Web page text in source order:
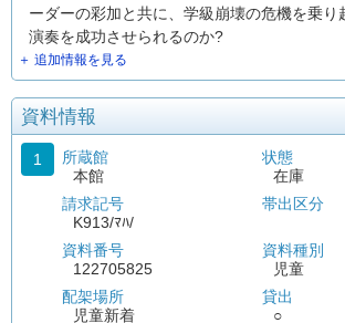
ーダーの彩加と共に、学級崩壊の危機を乗り
演奏を成功させられるのか?
＋ 追加情報を見る
資料情報
1
所蔵館
本館
請求記号
K913/ﾏﾊ/
資料番号
122705825
配架場所
児童新着
状態
在庫
帯出区分
資料種別
児童
貸出
○